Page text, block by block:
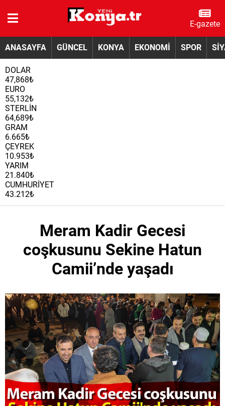
E-gazete
ANASAYFA GÜNCEL KONYA EKONOMİ SPOR
DOLAR
47,868₺
EURO
55,132₺
STERLİN
64,689₺
GRAM
6.665₺
ÇEYREK
10.953₺
YARIM
21.840₺
CUMHURİYET
43.212₺
Meram Kadir Gecesi
coşkusunu Sekine Hatun
Camii’nde yaşadı